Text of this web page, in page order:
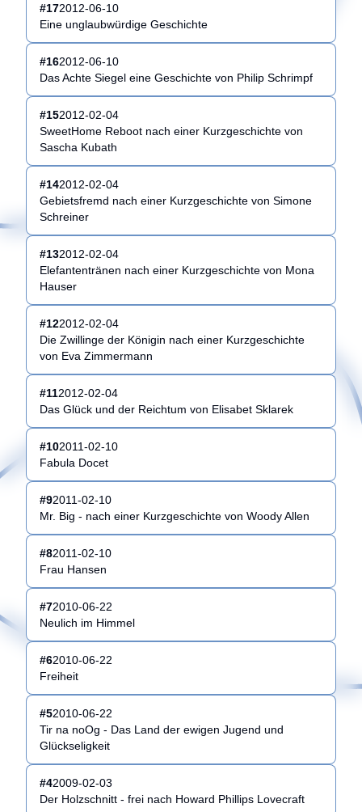
#172012-06-10
Eine unglaubwürdige Geschichte
#162012-06-10
Das Achte Siegel eine Geschichte von Philip Schrimpf
#152012-02-04
SweetHome Reboot nach einer Kurzgeschichte von
Sascha Kubath
#142012-02-04
Gebietsfremd nach einer Kurzgeschichte von Simone
Schreiner
#132012-02-04
Elefantentränen nach einer Kurzgeschichte von Mona
Hauser
#122012-02-04
Die Zwillinge der Königin nach einer Kurzgeschichte
von Eva Zimmermann
#112012-02-04
Das Glück und der Reichtum von Elisabet Sklarek
#102011-02-10
Fabula Docet
#92011-02-10
Mr. Big - nach einer Kurzgeschichte von Woody Allen
#82011-02-10
Frau Hansen
#72010-06-22
Neulich im Himmel
#62010-06-22
Freiheit
#52010-06-22
Tir na noOg - Das Land der ewigen Jugend und
Glückseligkeit
#42009-02-03
Der Holzschnitt - frei nach Howard Phillips Lovecraft